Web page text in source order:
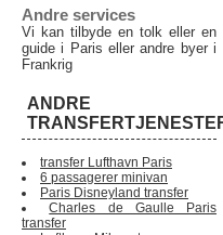
Andre services
Vi kan tilbyde en tolk eller en
guide i Paris eller andre byer i
Frankrig
ANDRE
transfer Lufthavn Paris
6 passagerer minivan
Paris Disneyland transfer
Charles de Gaulle Paris
transfer